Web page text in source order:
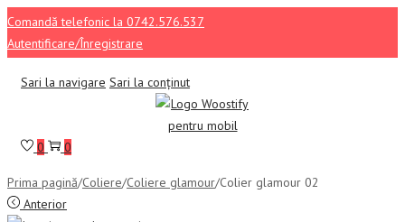
Comandă telefonic la 0742.576.537
Autentificare/Înregistrare
Sari la navigare Sari la conținut
0 0
Prima pagină/Coliere/Coliere glamour/Colier glamour 02
Anterior